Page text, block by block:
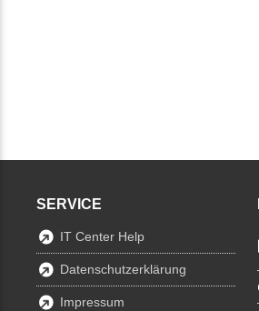
SERVICE
IT Center Help
Datenschutzerklärung
Impressum